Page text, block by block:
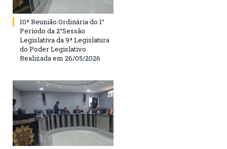
10ª Reunião Ordinária do 1°
Período da 2°Sessão
Legislativa da 9ª Legislatura
do Poder Legislativo
Realizada em 26/05/2026